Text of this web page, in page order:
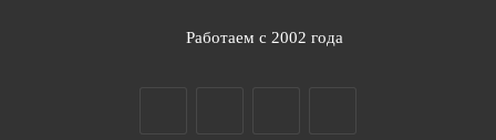
Работаем с 2002 года